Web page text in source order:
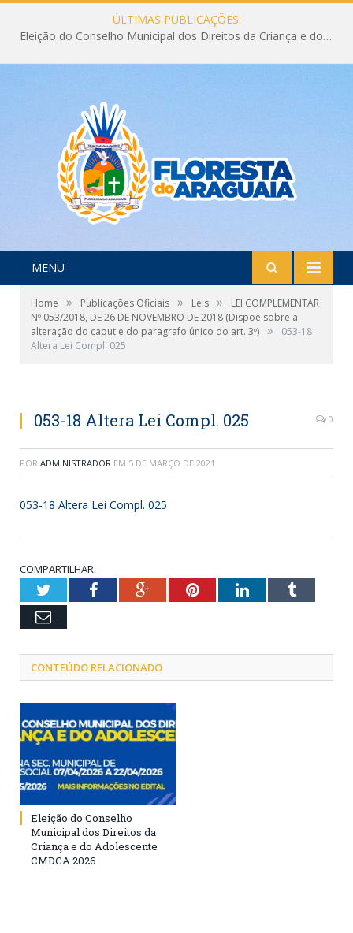
ÚLTIMAS PUBLICAÇÕES:
Eleição do Conselho Municipal dos Direitos da Criança e do Adolescente CMDCA 2026
MENU
Home » Publicações Oficiais » Leis »
LEI COMPLEMENTAR
Nº 053/2018, DE 26 DE NOVEMBRO DE 2018 (Dispõe sobre a
alteração do caput e do paragrafo único do art. 3º) »
053-18
Altera Lei Compl. 025
053-18 Altera Lei Compl. 025 0
POR ADMINISTRADOR EM 5 DE MARÇO DE 2021
053-18 Altera Lei Compl. 025
COMPARTILHAR:
TwitterFacebookGoogle+PinterestLinkedInTumblr
Email
CONTEÚDO RELACIONADO
Eleição do Conselho
Municipal dos Direitos da
Criança e do Adolescente
CMDCA 2026